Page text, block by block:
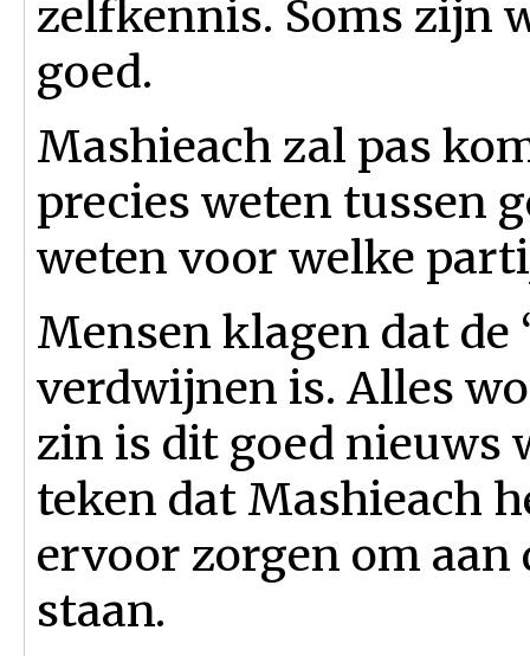
zelfkennis. Soms zijn
goed.
Mashieach zal pas
precies weten tussen
weten voor welke
Mensen klagen dat de
verdwijnen is. Alles
zin is dit goed nieuws
teken dat Mashieach
ervoor zorgen om aan
staan.